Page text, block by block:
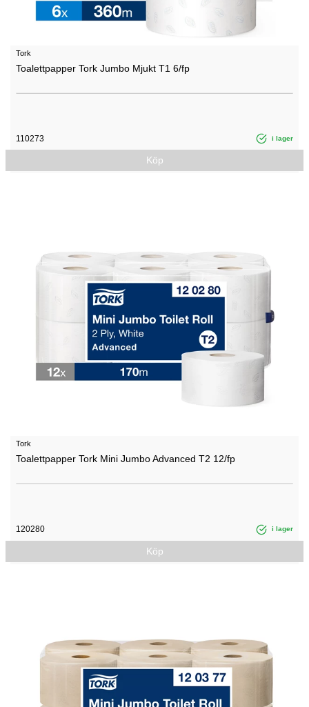
Tork
Toalettpapper Tork Jumbo Mjukt T1 6/fp
110273 i lager
Köp
Tork
Toalettpapper Tork Mini Jumbo Advanced T2 12/fp
120280 i lager
Köp